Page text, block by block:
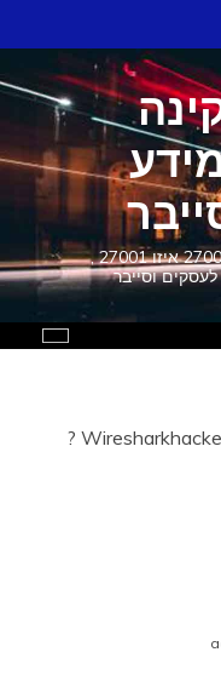
תקן לאבטחת מידע וסייבר תקן 27001 איזו 27001 ,
וסייבר
Wireshark ?